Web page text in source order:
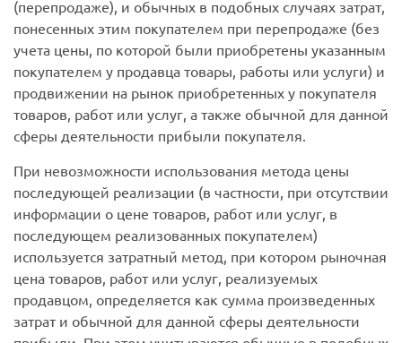
(перепродаже), и обычных в подобных случаях затрат,
понесенных этим покупателем при перепродаже (без
учета цены, по которой были приобретены указанным
покупателем у продавца товары, работы или услуги) и
продвижении на рынок приобретенных у покупателя
товаров, работ или услуг, а также обычной для данной
сферы деятельности прибыли покупателя.
При невозможности использования метода цены
последующей реализации (в частности, при отсутствии
информации о цене товаров, работ или услуг, в
последующем реализованных покупателем)
используется затратный метод, при котором рыночная
цена товаров, работ или услуг, реализуемых
продавцом, определяется как сумма произведенных
затрат и обычной для данной сферы деятельности